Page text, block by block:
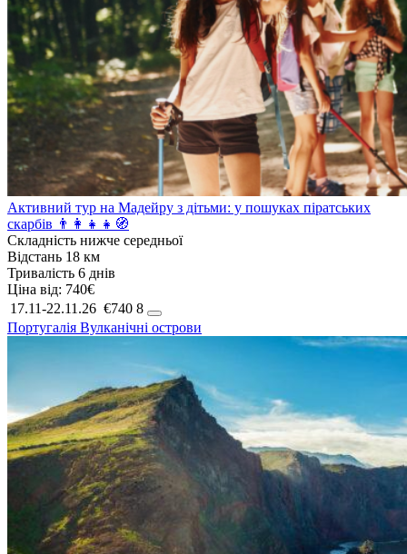
Активний тур на Мадейру з дітьми: у пошуках піратських
скарбів 👨‍👩‍👧‍👧🧭
Складність нижче середньої
Відстань 18 км
Тривалість 6 днів
Ціна від: 740€
17.11-22.11.26 €740 8
Португалія Вулканічні острови